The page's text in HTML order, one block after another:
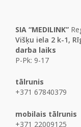
SIA “MEDILINK”
Višķu iela 2 k-1,
darba laiks
P-Pk: 9-17
tālrunis
+371 67840379
mobilais tālrunis
+371 22009125